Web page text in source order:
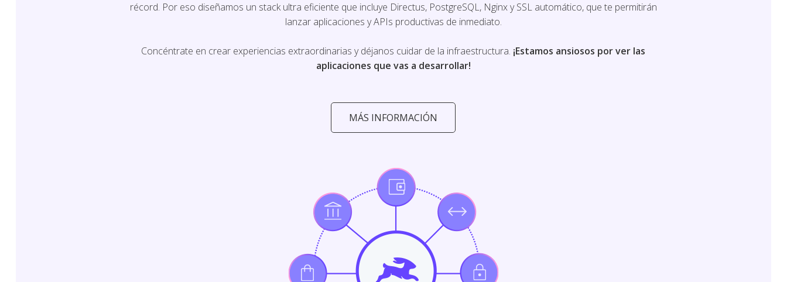
récord. Por eso diseñamos un stack ultra eficiente que incluye Directus, PostgreSQL, Nginx y SSL automático, que te permitirán
lanzar aplicaciones y APIs productivas de inmediato.
Concéntrate en crear experiencias extraordinarias y déjanos cuidar de la infraestructura. ¡Estamos ansiosos por ver las
aplicaciones que vas a desarrollar!
MÁS INFORMACIÓN